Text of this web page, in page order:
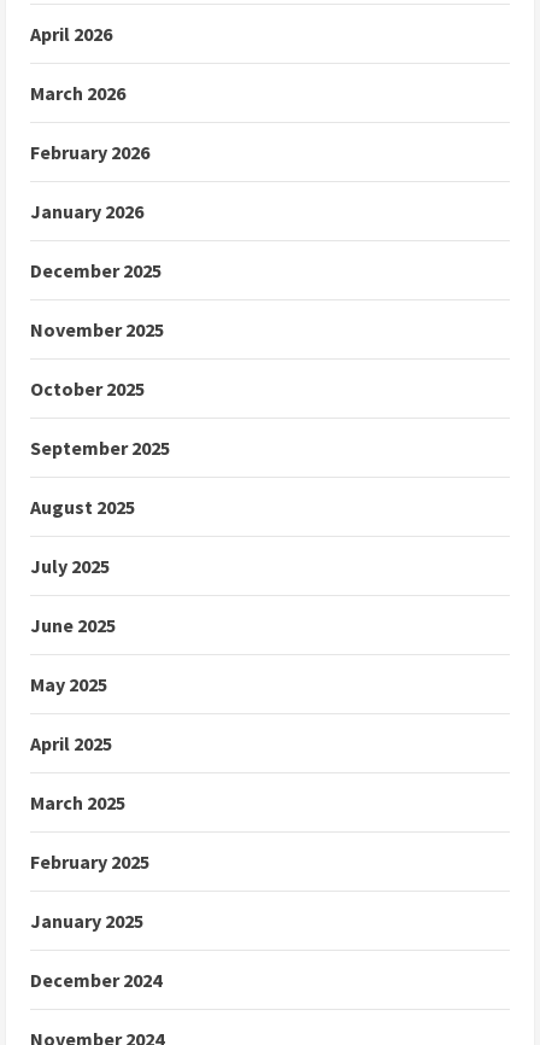
April 2026
March 2026
February 2026
January 2026
December 2025
November 2025
October 2025
September 2025
August 2025
July 2025
June 2025
May 2025
April 2025
March 2025
February 2025
January 2025
December 2024
November 2024